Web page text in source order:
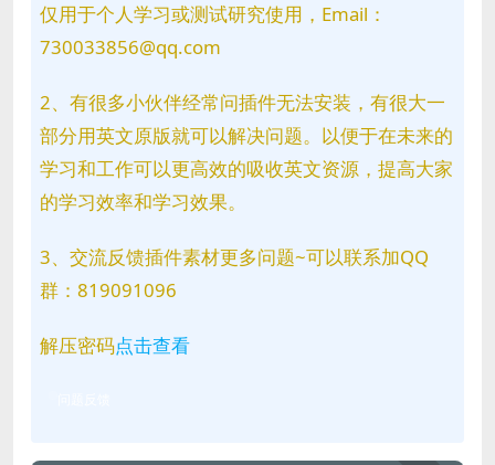
仅用于个人学习或测试研究使用，Email：
730033856@qq.com
2、有很多小伙伴经常问插件无法安装，有很大一
部分用英文原版就可以解决问题。以便于在未来的
学习和工作可以更高效的吸收英文资源，提高大家
的学习效率和学习效果。
3、交流反馈插件素材更多问题~可以联系加QQ
群：819091096
解压密码点击查看